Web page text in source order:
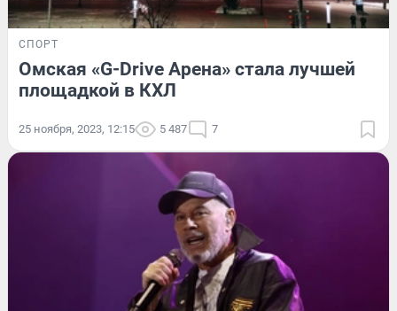
СПОРТ
Омская «G-Drive Арена» стала лучшей
площадкой в КХЛ
25 ноября, 2023, 12:15 5 487 7